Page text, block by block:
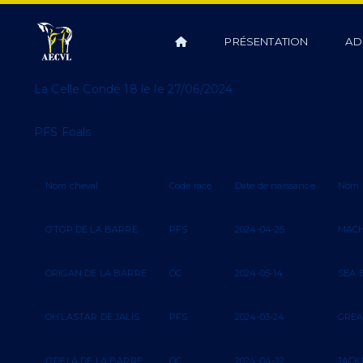
PRÉSENTATION
La Celle Condé 18 le le 27/06/2024
PFS Foals
Nom cheval Code race Date de naissance Nom
O’TOP DE LA BARRE PFS 2024-04-25
ORIGAN DE LA BARRE OC 2024-05-14 SEA
OH’LASTAR DE JALIS PFS 2024-03-24
O’DELA DE LA BARRE OC 2024-04-22